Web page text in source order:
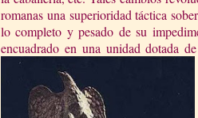
romanas una superioridad táctica
lo completo y pesado de su
encuadrado en una unidad dotada